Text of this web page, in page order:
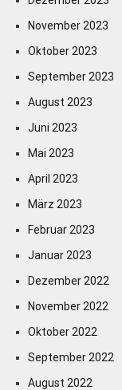
November 2023
Oktober 2023
September 2023
August 2023
Juni 2023
Mai 2023
April 2023
März 2023
Februar 2023
Januar 2023
Dezember 2022
November 2022
Oktober 2022
September 2022
August 2022